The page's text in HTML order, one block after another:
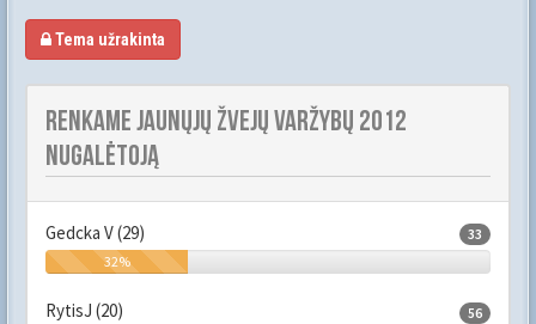
Tema užrakinta
RENKAME JAUNŲJŲ ŽVEJŲ VARŽYBŲ 2012
NUGALĖTOJĄ
Gedcka V (29)
33
32%
RytisJ (20)
56